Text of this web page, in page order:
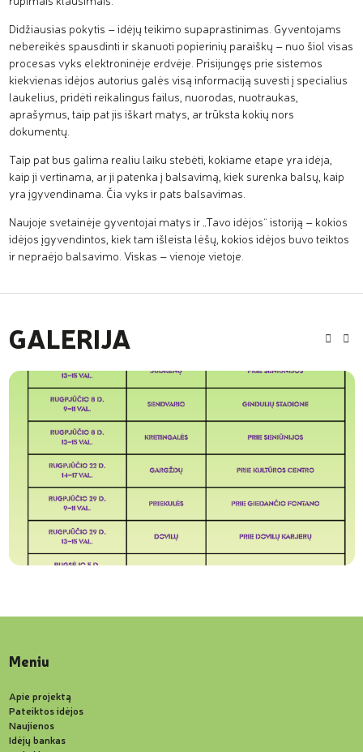
Didžiausias pokytis – idėjų teikimo supaprastinimas. Gyventojams
nebereikės spausdinti ir skanuoti popierinių paraiškų – nuo šiol visas
procesas vyks elektroninėje erdvėje. Prisijungęs prie sistemos
kiekvienas idėjos autorius galės visą informaciją suvesti į specialius
laukelius, pridėti reikalingus failus, nuorodas, nuotraukas,
aprašymus, taip pat jis iškart matys, ar trūksta kokių nors
dokumentų.
Taip pat bus galima realiu laiku stebėti, kokiame etape yra idėja,
kaip ji vertinama, ar ji patenka į balsavimą, kiek surenka balsų, kaip
yra įgyvendinama. Čia vyks ir pats balsavimas.
Naujoje svetainėje gyventojai matys ir „Tavo idėjos“ istoriją – kokios
idėjos įgyvendintos, kiek tam išleista lėšų, kokios idėjos buvo teiktos
ir nepraėjo balsavimo. Viskas – vienoje vietoje.
GALERIJA
Meniu
Apie projektą
Pateiktos idėjos
Naujienos
Idėjų bankas